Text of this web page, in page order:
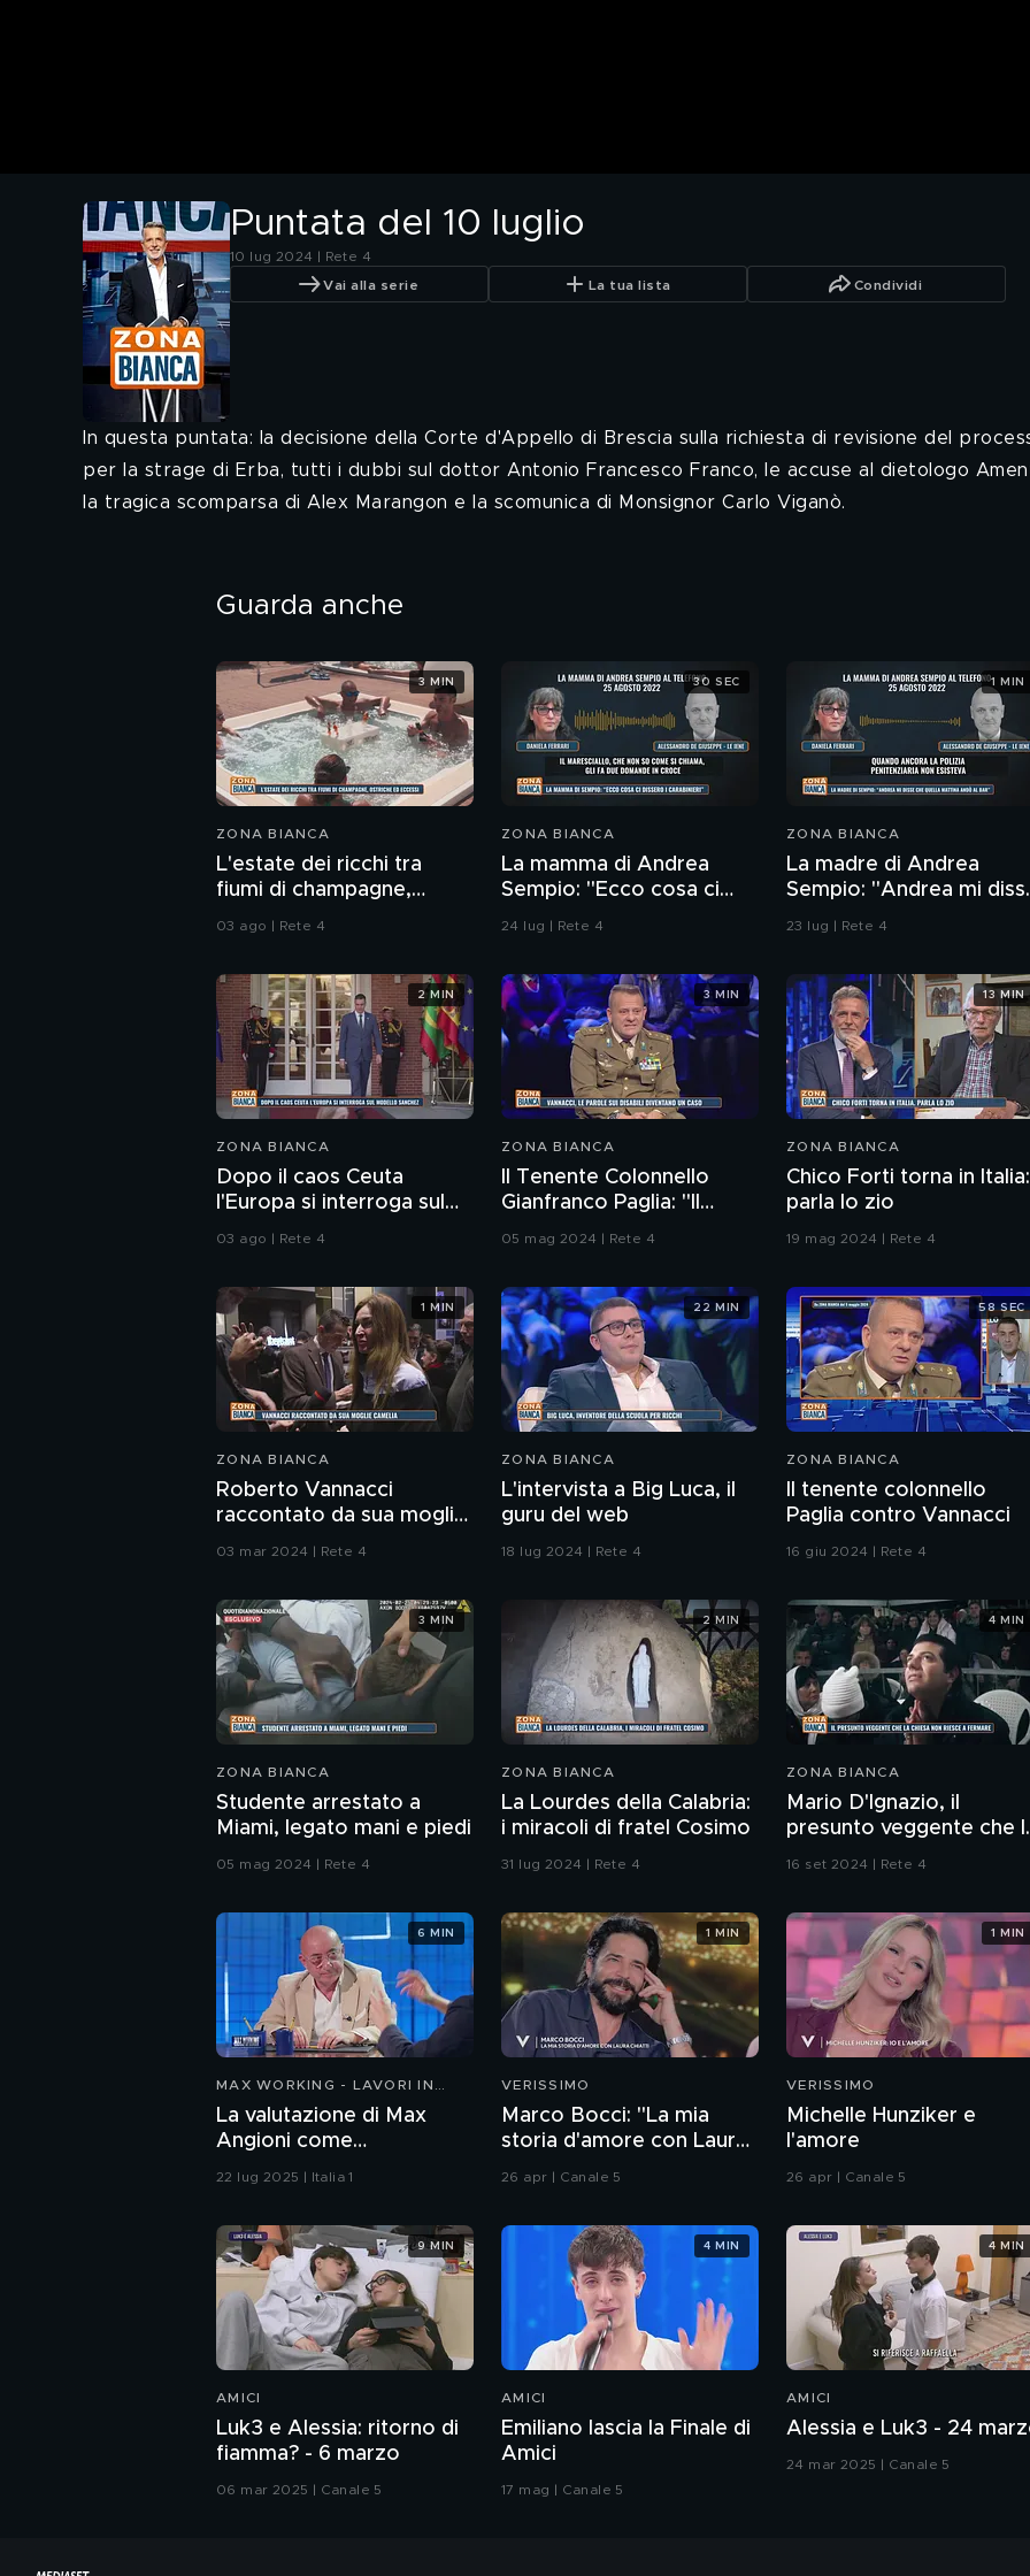
Puntata del 10 luglio
10 lug 2024 | Rete 4
Vai alla serie La tua lista Condividi
In questa puntata: la decisione della Corte d'Appello di Brescia sulla richiesta di revisione del
per la strage di Erba, tutti i dubbi sul dottor Antonio Francesco Franco, le accuse al dietologo
la tragica scomparsa di Alex Marangon e la scomunica di Monsignor Carlo Viganò.
Guarda anche
ZONA BIANCA
L'estate dei ricchi tra
fiumi di champagne,
ostriche ed eccessi
03 ago | Rete 4
3 MIN
ZONA BIANCA
La mamma di Andrea
Sempio: "Ecco cosa ci
dissero i carabinieri"
24 lug | Rete 4
30 SEC
ZONA BIANCA
La madre di Andrea
Sempio: "Andrea mi
che quella mattina andò al
23 lug | Rete 4
1 MIN
ZONA BIANCA
Dopo il caos Ceuta
l'Europa si interroga sul
modello Sanchez
03 ago | Rete 4
2 MIN
ZONA BIANCA
Il Tenente Colonnello
Gianfranco Paglia: "Il
pensiero Vannacci non è il
05 mag 2024 | Rete 4
3 MIN
ZONA BIANCA
Chico Forti torna in Italia:
parla lo zio
19 mag 2024 | Rete 4
13 MIN
ZONA BIANCA
Roberto Vannacci
raccontato da sua moglie
03 mar 2024 | Rete 4
1 MIN
ZONA BIANCA
L'intervista a Big Luca, il
guru del web
18 lug 2024 | Rete 4
22 MIN
ZONA BIANCA
Il tenente colonnello
Paglia contro Vannacci
16 giu 2024 | Rete 4
58 SEC
ZONA BIANCA
Studente arrestato a
Miami, legato mani e piedi
05 mag 2024 | Rete 4
3 MIN
ZONA BIANCA
La Lourdes della Calabria:
i miracoli di fratel Cosimo
31 lug 2024 | Rete 4
2 MIN
ZONA BIANCA
Mario D'Ignazio, il
presunto veggente che
Chiesa non riesce a
16 set 2024 | Rete 4
4 MIN
MAX WORKING - LAVORI IN
La valutazione di Max
Angioni come
maggiordomo del resort
22 lug 2025 | Italia 1
6 MIN
VERISSIMO
Marco Bocci: "La mia
storia d'amore con Laura
Chiatti"
26 apr | Canale 5
1 MIN
VERISSIMO
Michelle Hunziker e
l'amore
26 apr | Canale 5
1 MIN
AMICI
Luk3 e Alessia: ritorno di
fiamma? - 6 marzo
06 mar 2025 | Canale 5
9 MIN
AMICI
Emiliano lascia la Finale di
Amici
17 mag | Canale 5
4 MIN
AMICI
Alessia e Luk3 - 24
24 mar 2025 | Canale 5
4 MIN